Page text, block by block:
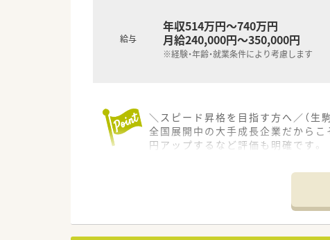
給与
年収514万円～740万円
月給240,000円～350,000円
※経験・年齢・就業条件により考慮します
＼スピード昇格を目指す方へ／（生
全国展開中の大手成長企業だから
円アップするなど評価も明確です。
■最寄り駅の新王寺駅からお車で7
■処方箋は広域の医療機関から面
■1日の処方箋枚数は30枚から40枚